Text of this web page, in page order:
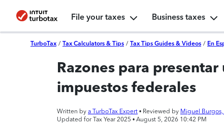
File your taxes Business taxes
TurboTax / Tax Calculators & Tips / Tax Tips Guides & Videos / En
Razones para
impuestos federales
Written by a TurboTax Expert • Reviewed by Miguel Burgos,
Updated for Tax Year 2025 • August 5, 2026 10:42 PM